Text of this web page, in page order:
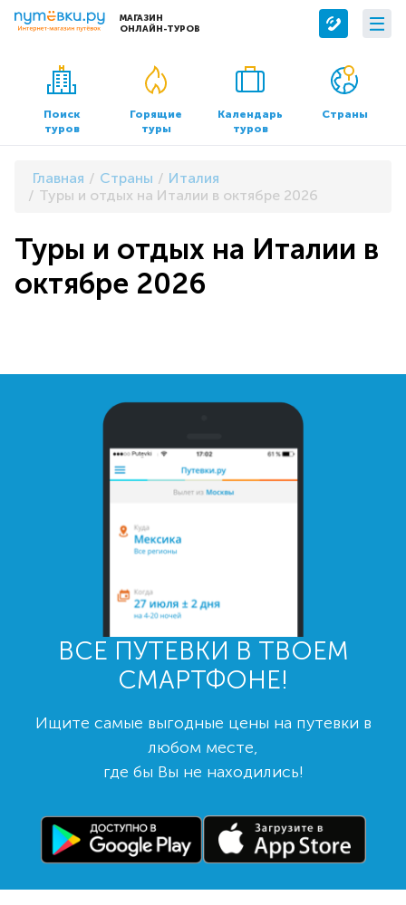
МАГАЗИН
ОНЛАЙН-ТУРОВ
Сервисы
Бронирование отелей
Трансфер
О компании
О нас
Контакты
Документы и реквизиты
Поиск
туров
Горящие
туры
Календарь
туров
Страны
Главная Страны
Италия
Туры и отдых на Италии в октябре 2026
Туры и отдых на Италии в
октябре 2026
ВСЕ ПУТЕВКИ В ТВОЕМ
СМАРТФОНЕ!
Ищите самые выгодные цены на путевки в
любом месте,
где бы Вы не находились!